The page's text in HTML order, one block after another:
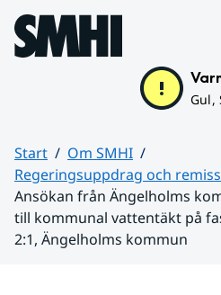
Hoppa till sidans innehåll
Gul,
Start
Om SMHI
Regeringsuppdrag och
Ansökan från Ängelholms
till kommunal vattentäkt på
2:1, Ängelholms kommun